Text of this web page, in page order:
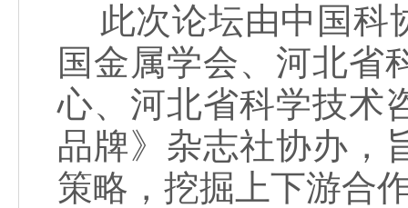
此次论坛由中国科
国金属学会、河北省
心、河北省科学技术
品牌》杂志社协办，
策略，挖掘上下游合